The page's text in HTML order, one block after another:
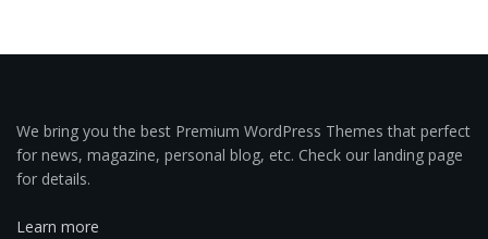
We bring you the best Premium WordPress Themes that perfect
for news, magazine, personal blog, etc. Check our landing page
for details.
Learn more